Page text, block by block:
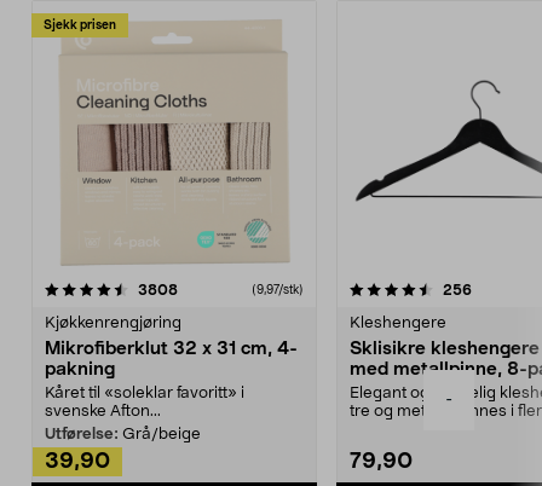
-
Sjekk prisen
3808anmeldelser(9,97/stk)
Kjøkkenrengjøring
Mikrofiberklut 32 x 31 cm, 4-
pakning
Kåret til «soleklar favoritt» i
svenske Afton...
Utførelse: Grå/beige
39,90
4.5av 5 stjerner 256
Kleshengere
Sklisikre
med metallpinne, 8-
Elegant og skikkelig
tre og metall – finnes i
79,90
4.5av 5 stjerner